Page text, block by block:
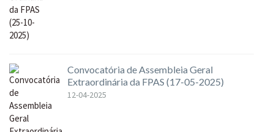
Convocatória de Assembleia Geral
Extraordinária da FPAS (17-05-2025)
12-04-2025